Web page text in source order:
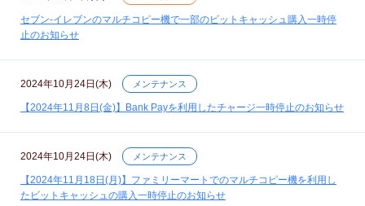
セブン‐イレブンのマルチコピー機で一部のビットキャッシュ購入一時停
止のお知らせ
2024年10月24日(木) メンテナンス
【2024年11月8日(金)】Bank Payを利用したチャージ一時停止のお知らせ
2024年10月24日(木) メンテナンス
【2024年11月18日(月)】ファミリーマートでのマルチコピー機を利用し
たビットキャッシュの購入一時停止のお知らせ